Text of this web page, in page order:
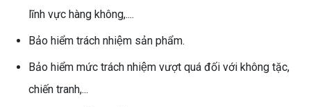
lĩnh vực hàng không,....
Bảo hiểm trách nhiệm sản phẩm.
Bảo hiểm mức trách nhiệm vượt quá đối với không tặc,
chiến tranh,...